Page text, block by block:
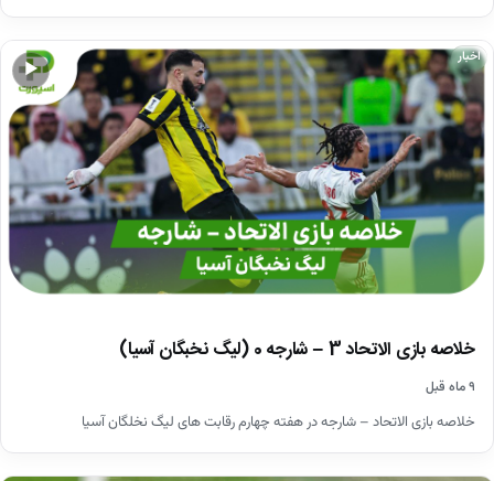
▶
اخبار
خلاصه بازی الاتحاد 3 – شارجه 0 (لیگ نخبگان آسیا)
۹ ماه قبل
خلاصه بازی الاتحاد – شارجه در هفته چهارم رقابت های لیگ نخلگان آسیا